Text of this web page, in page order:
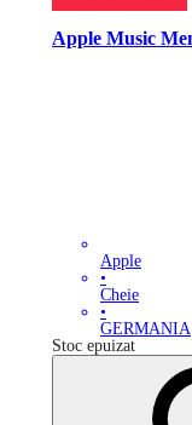
Apple Music
Apple
•
Cheie
•
GERMANIA
Stoc epuizat